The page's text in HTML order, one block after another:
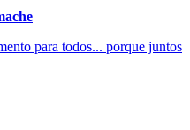
para todos... porque juntos